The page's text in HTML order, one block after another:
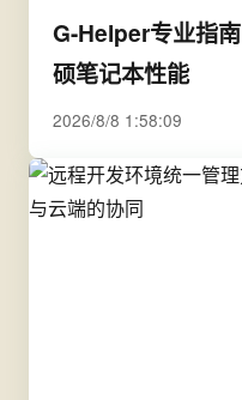
G-Helper专业指
硕笔记本性能
2026/8/8 1:58:09